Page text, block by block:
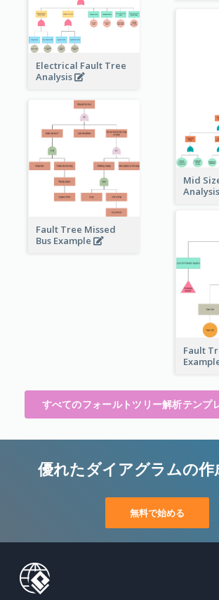
Electrical Fault Tree
Analysis
Mid
Fault Tree Missed
Bus Example
Fault
すべてのフォールトツリー解析テンプ
優れたダイアグラムの作
無料で始める